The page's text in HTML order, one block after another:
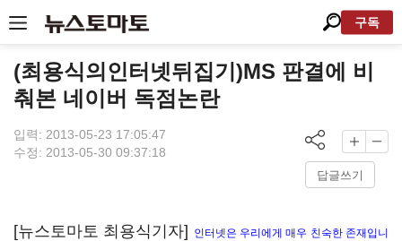
구독
(최용식의인터넷뒤집기)MS 판결에 비
춰본 네이버 독점논란
입력: 2013-05-23 17:05:47
수정: 2013-05-30 09:37:18
답글쓰기
[뉴스토마토 최용식기자] 인터넷은 우리에게 매우 친숙한 존재입니